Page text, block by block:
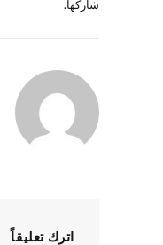
شاركها.
اترك تعليقاً